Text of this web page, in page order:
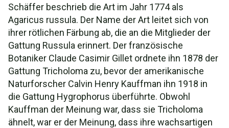
Schäffer beschrieb die Art im Jahr 1774 als
Agaricus russula. Der Name der Art leitet sich von
ihrer rötlichen Färbung ab, die an die Mitglieder der
Gattung Russula erinnert. Der französische
Botaniker Claude Casimir Gillet ordnete ihn 1878 der
Gattung Tricholoma zu, bevor der amerikanische
Naturforscher Calvin Henry Kauffman ihn 1918 in
die Gattung Hygrophorus überführte. Obwohl
Kauffman der Meinung war, dass sie Tricholoma
ähnelt, war er der Meinung, dass ihre wachsartigen